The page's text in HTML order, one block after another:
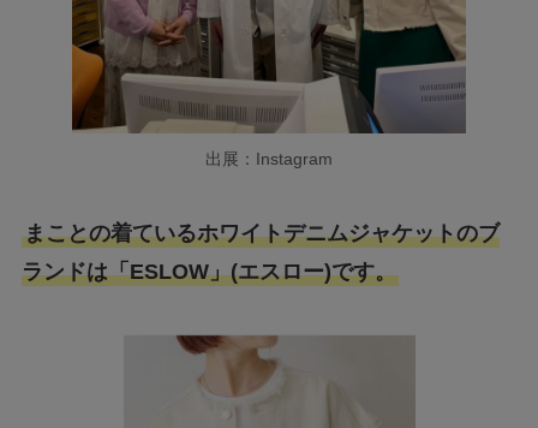
出展：Instagram
まことの着ているホワイトデニムジャケットのブ
ランドは「ESLOW」(エスロー)です。